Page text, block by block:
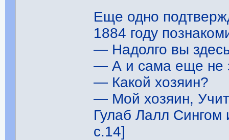
Еще одно
1884 году
— Надолго вы
— А и сама еще не
— Какой хозяин?
— Мой хозяин,
Гулаб Лалл
с.14]